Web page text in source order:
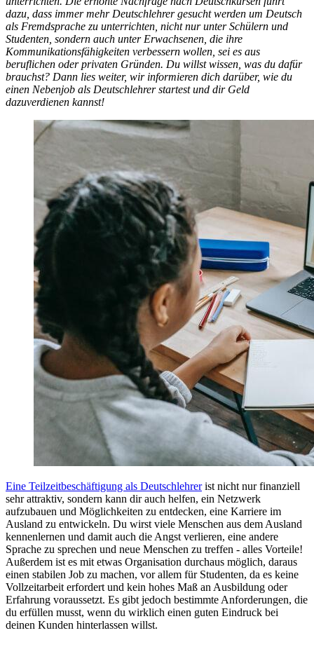
dazu, dass immer mehr Deutschlehrer gesucht werden um Deutsch
als Fremdsprache zu unterrichten, nicht nur unter Schülern und
Studenten, sondern auch unter Erwachsenen, die ihre
Kommunikationsfähigkeiten verbessern wollen, sei es aus
beruflichen oder privaten Gründen. Du willst wissen, was du dafür
brauchst? Dann lies weiter, wir informieren dich darüber, wie du
einen Nebenjob als Deutschlehrerstartest und dir Geld
dazuverdienen kannst!
Eine Teilzeitbeschäftigung als Deutschlehrer ist nicht nur finanziell
sehr attraktiv, sondern kann dir auch helfen, ein Netzwerk
aufzubauen und Möglichkeiten zu entdecken, eine Karriere im
Ausland zu entwickeln. Du wirst viele Menschen aus dem Ausland
kennenlernen und damit auch die Angst verlieren, eine andere
Sprache zu sprechen und neue Menschen zu treffen - alles Vorteile!
Außerdem ist es mit etwas Organisation durchaus möglich, daraus
einen stabilen Job zu machen, vor allem für Studenten, da es keine
Vollzeitarbeit erfordert und kein hohes Maß an Ausbildung oder
Erfahrung voraussetzt. Es gibt jedoch bestimmte Anforderungen, die
du erfüllen musst, wenn du wirklich einen guten Eindruck bei
deinen Kunden hinterlassen willst.